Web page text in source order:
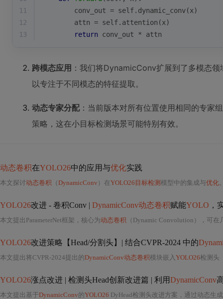
11
        conv_out = self.dynamic_conv(x)
12
        attn = self.attention(x)
13
return conv_out * attn
跨模态应用 ：我们将DynamicConv扩展到了多模态
以专注于不同模态的特征提取。
动态专家分配：当前版本对所有位置使用相同的专家
策略，这在小目标检测场景可能特别有效。
动态卷积在YOLO26中的应用与优化实践
本文探讨动态卷积 （DynamicConv ）在YOLO26目标检测 模型中的集成与优化
YOLO26改进 - 卷积Conv | DynamicConv动态卷积赋能YOLO ，
本文提出ParameterNet框架，核心为动态卷积 （Dynamic Convolution），可
YOLO26改进策略【Head/分割头】| 结合CVPR-2024 中的
本文提出将CVPR-2024提出的DynamicConv动态卷积模块嵌入YOLO26检测头
YOLO26涨点改进 | 检测头Head创新改进篇 | 利用DynamicConv
本文提出基于DynamicConv的YOLO26 DyHead检测头改进方案，通过动态生成卷积权重解决原生检测头卷积核